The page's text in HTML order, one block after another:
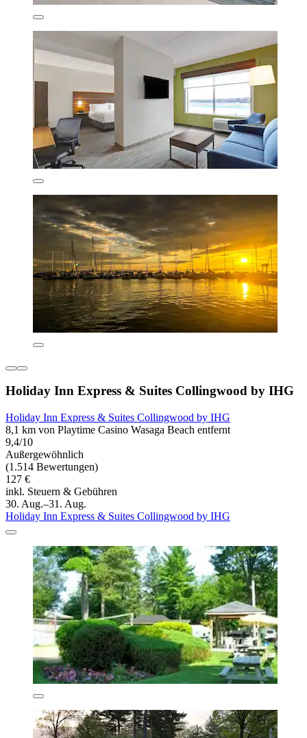
Holiday Inn Express & Suites Collingwood by IHG
Holiday Inn Express & Suites Collingwood by IHG
8,1 km von Playtime Casino Wasaga Beach entfernt
9,4/10
Außergewöhnlich
(1.514 Bewertungen)
127 €
inkl. Steuern & Gebühren
30. Aug.–31. Aug.
Holiday Inn Express & Suites Collingwood by IHG